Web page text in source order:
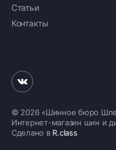
Статьи
Контакты
© 2026 «Шинное бюро
Интернет-магазин шин и
Сделано в R.class